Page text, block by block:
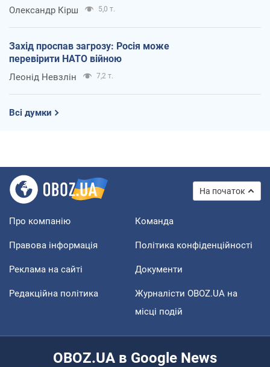
Олександр Кірш 5,0 т.
Захід проспав загрозу: Росія може
перевірити НАТО війною
Леонід Невзлін 7,2 т.
Всі думки
На початок
Про компанію Команда
Правова інформація Політика конфіденційності
Реклама на сайті Документи
Редакційна політика
Журналісти OBOZ.UA на
місці подій
OBOZ.UA в Google News